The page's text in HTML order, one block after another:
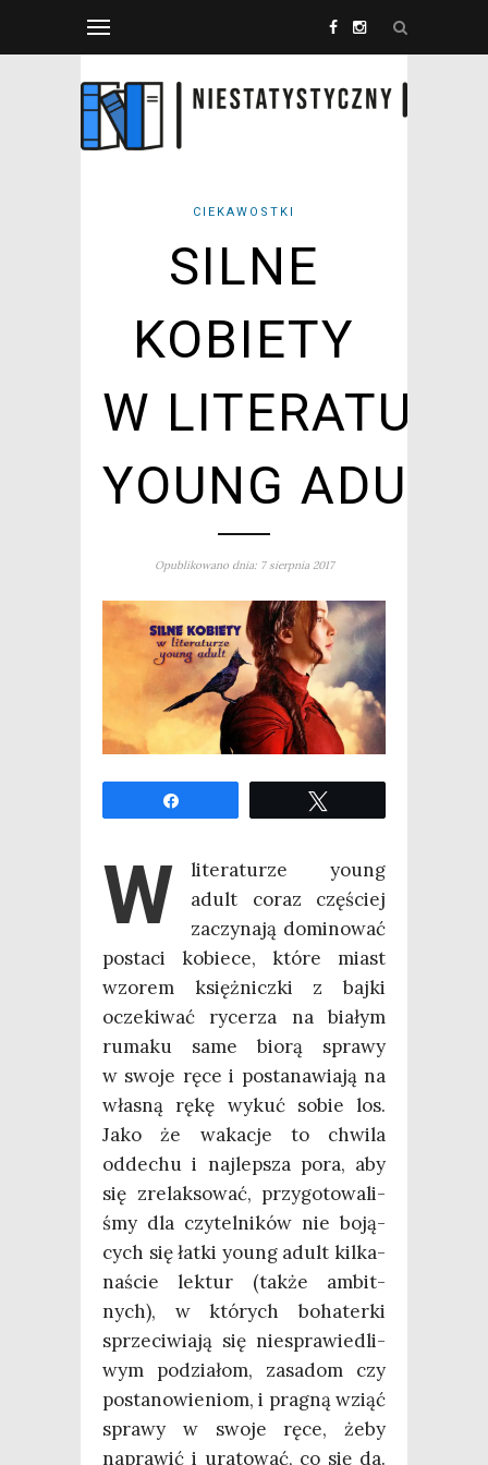
CIEKAWOSTKI
SILNE
KOBIETY
W
YOUNG ADULT
Opublikowano dnia: 7 sierpnia 2017
W
lite­ra­tu­rze young
adult coraz czę­ściej
zaczy­na­ją domi­no­wać
posta­ci kobie­ce, któ­re miast
wzo­rem księż­nicz­ki z baj­ki
ocze­ki­wać ryce­rza na bia­łym
ruma­ku same bio­rą spra­wy
w swo­je ręce i posta­na­wia­ją na
wła­sną rękę wykuć sobie los.
Jako że waka­cje to chwi­la
odde­chu i naj­lep­sza pora, aby
się zre­lak­so­wać, przy­go­to­wa­li­
śmy dla czy­tel­ni­ków nie boją­
cych się łat­ki young adult kil­ka­
na­ście lek­tur (tak­że ambit­
nych), w któ­rych boha­ter­ki
sprze­ci­wia­ją się nie­spra­wie­dli­
wym podzia­łom, zasa­dom czy
posta­no­wie­niom, i pra­gną wziąć
spra­wy w swo­je ręce, żeby
napra­wić i ura­to­wać, co się da.